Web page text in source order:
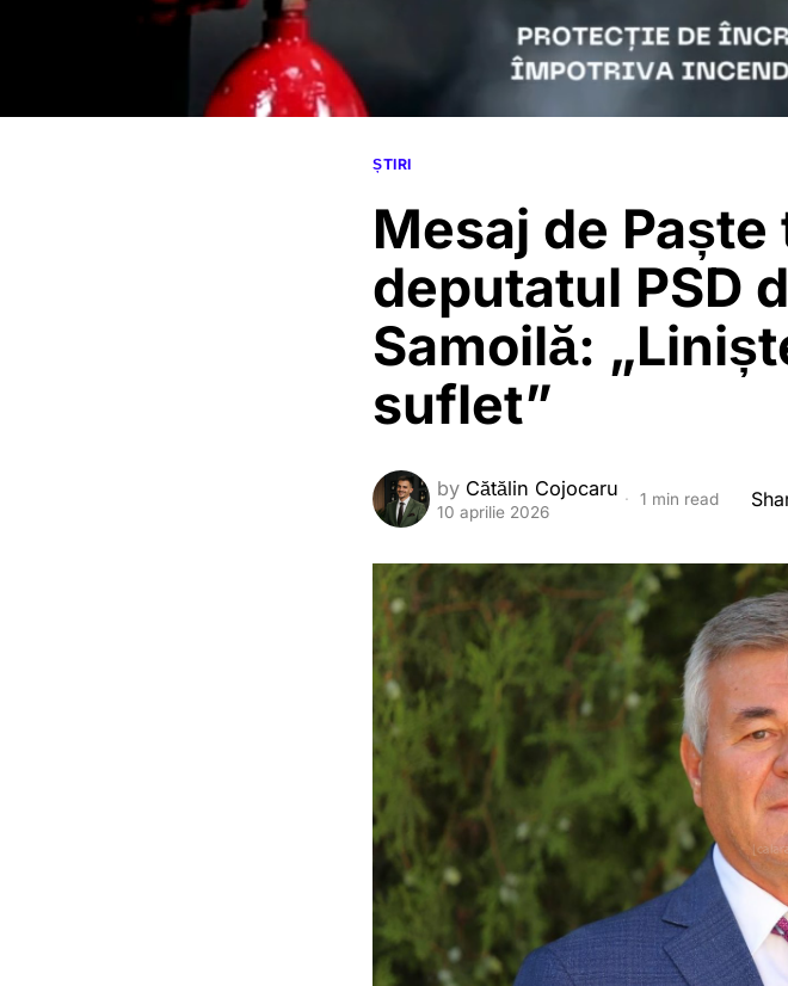
ȘTIRI
Mesaj de
deputatul PSD
Samoilă:
suflet”
by Cătălin Cojocaru
10 aprilie 2026
1 min read